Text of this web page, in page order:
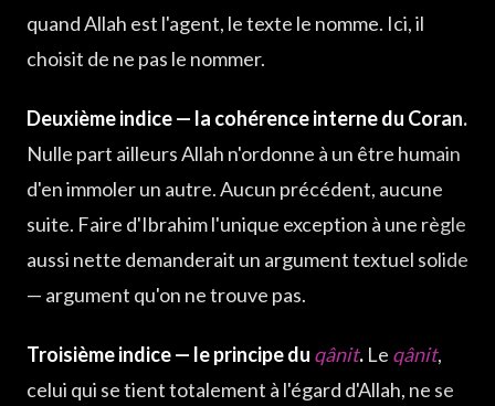
quand Allah est l'agent, le texte le nomme. Ici, il
choisit de ne pas le nommer.
Deuxième indice — la cohérence interne du Coran.
Nulle part ailleurs Allah n'ordonne à un être humain
d'en immoler un autre. Aucun précédent, aucune
suite. Faire d'Ibrahim l'unique exception à une règle
aussi nette demanderait un argument textuel solide
— argument qu'on ne trouve pas.
Troisième indice — le principe du qânit. Le qânit,
celui qui se tient totalement à l'égard d'Allah, ne se